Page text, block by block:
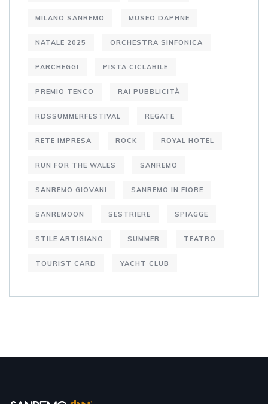
MILANO SANREMO MUSEO DAPHNE
NATALE 2025 ORCHESTRA SINFONICA
PARCHEGGI PISTA CICLABILE
PREMIO TENCO RAI PUBBLICITÀ
RDSSUMMERFESTIVAL REGATE
RETE IMPRESA ROCK ROYAL HOTEL
RUN FOR THE WALES SANREMO
SANREMO GIOVANI SANREMO IN FIORE
SANREMOON SESTRIERE SPIAGGE
STILE ARTIGIANO SUMMER TEATRO
TOURIST CARD YACHT CLUB